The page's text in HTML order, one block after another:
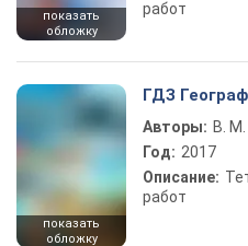
показать
обложку
работ
показать
обложку
ГДЗ
Авторы: В.
Год: 2017
Описание:
работ